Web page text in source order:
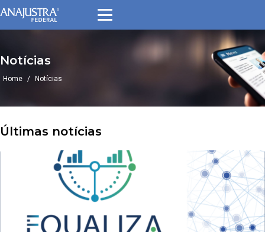
para
conteúdo
Notícias
Home / Notícias
Últimas notícias